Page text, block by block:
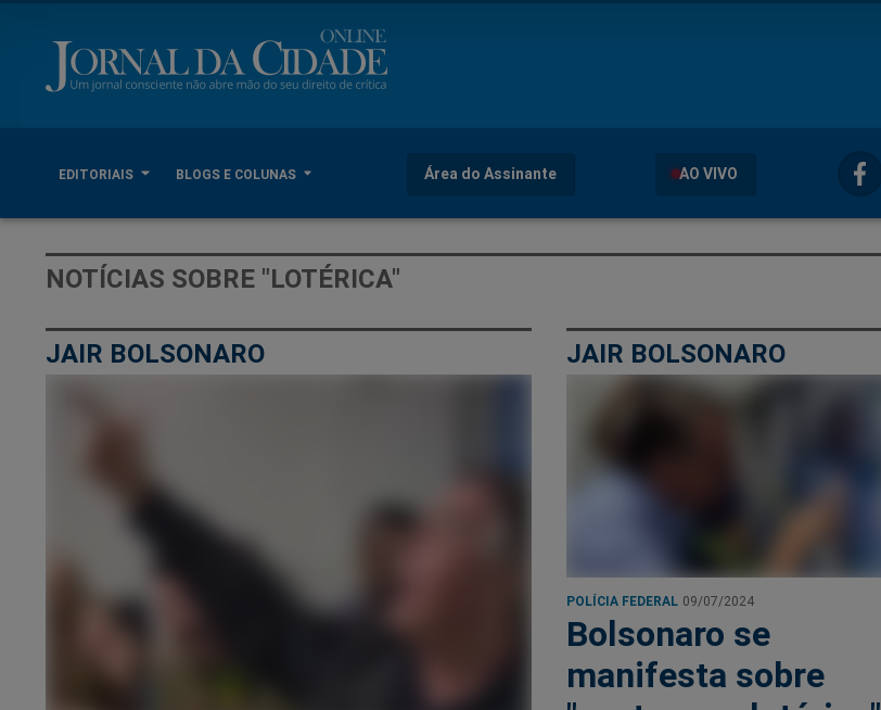
EDITORIAIS BLOGS E COLUNAS Área do Assinante AO VIVO
NOTÍCIAS SOBRE "LOTÉRICA"
JAIR BOLSONARO JAIR BOLSONARO
POLÍCIA FEDERAL 09/07/2024
Bolsonaro se
manifesta sobre